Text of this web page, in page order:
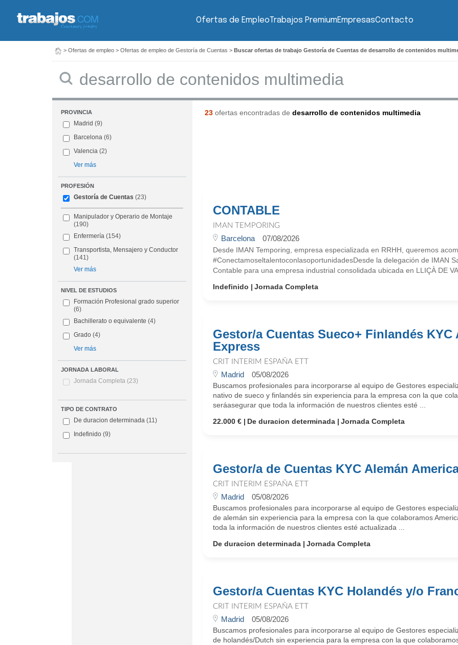
Ofertas de EmpleoTrabajos PremiumEmpresasContacto
> Ofertas de empleo > Ofertas de empleo de Gestoría de Cuentas > Buscar ofertas de trabajo Gestoría de Cuentas de desarrollo de contenidos
PROVINCIA
Madrid (9)
Barcelona (6)
Valencia (2)
Ver más
PROFESIÓN
Gestoría de Cuentas (23)
Manipulador y Operario de Montaje
(190)
Enfermería (154)
Transportista, Mensajero y Conductor
(141)
Ver más
NIVEL DE ESTUDIOS
Formación Profesional grado superior
(6)
Bachillerato o equivalente (4)
Grado (4)
Ver más
JORNADA LABORAL
Jornada Completa (23)
TIPO DE CONTRATO
De duracion determinada (11)
Indefinido (9)
23ofertas encontradas de desarrollo de contenidos multimedia
CONTABLE
IMAN TEMPORING
Barcelona 07/08/2026
Desde IMAN Temporing, empresa especializada en RRHH, queremos
#ConectamoseltalentoconlasoportunidadesDesde la delegación de IMAN
Contable para una empresa industrial consolidada ubicada en LLIÇÀ DE
Indefinido
Jornada Completa
Gestor/a Cuentas Sueco+ Finlandés KYC
Express
CRIT INTERIM ESPAÑA ETT
Madrid 05/08/2026
Buscamos profesionales para incorporarse al equipo de Gestores
nativo de sueco y finlandés sin experiencia para la empresa con la que
seráasegurar que toda la información de nuestros clientes esté ...
22.000 €
De duracion determinada Jornada Completa
Gestor/a de Cuentas KYC Alemán
CRIT INTERIM ESPAÑA ETT
Madrid 05/08/2026
Buscamos profesionales para incorporarse al equipo de Gestores
de alemán sin experiencia para la empresa con la que colaboramos
toda la información de nuestros clientes esté actualizada ...
De duracion determinada
Jornada Completa
Gestor/a Cuentas KYC Holandés y/o
CRIT INTERIM ESPAÑA ETT
Madrid 05/08/2026
Buscamos profesionales para incorporarse al equipo de Gestores
de holandés/Dutch sin experiencia para la empresa con la que